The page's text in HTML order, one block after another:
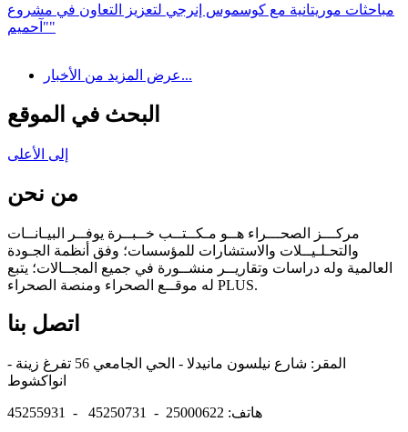
مباحثات موريتانية مع كوسموس إنرجي لتعزيز التعاون في مشروع
"آحميم"
عرض المزيد من الأخبار...
البحث في الموقع
إلى الأعلى
من نحن
مركـــز الصحـــراء هــو مـكــتــب خــبــرة يوفــر البيـانــات
والتحـلـيــلات والاستشارات للمؤسسات؛ وفق أنظمة الجـودة
العالمية وله دراسات وتقاريــر منشــورة في جميع المجــالات؛ يتبع
له موقــع الصحراء ومنصة الصحراء PLUS.
اتصل بنا
المقر: شارع نيلسون مانيدلا - الحي الجامعي 56 تفرغ زينة -
هاتف: 25000622 - 45250731 - 45255931